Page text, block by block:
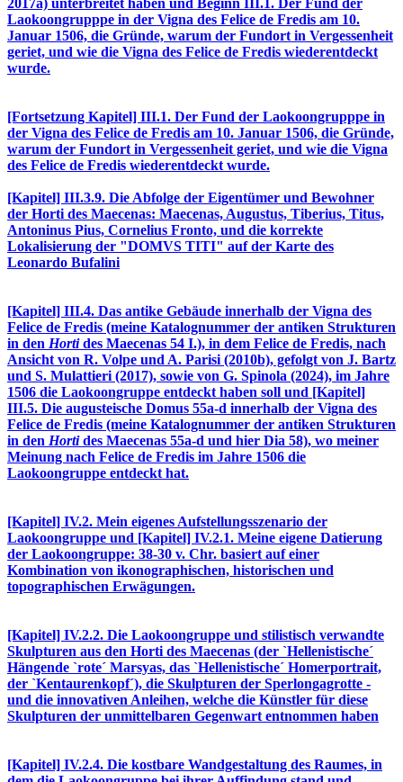
2017a) unterbreitet haben und Beginn III.1. Der Fund der
Laokoongrupppe in der Vigna des Felice de Fredis am 10.
Januar 1506, die Gründe, warum der Fundort in Vergessenheit
geriet, und wie die Vigna des Felice de Fredis wiederentdeckt
wurde.
[Fortsetzung Kapitel] III.1. Der Fund der Laokoongrupppe in
der Vigna des Felice de Fredis am 10. Januar 1506, die Gründe,
warum der Fundort in Vergessenheit geriet, und wie die Vigna
des Felice de Fredis wiederentdeckt wurde.
[Kapitel] III.3.9. Die Abfolge der Eigentümer und Bewohner
der Horti des Maecenas: Maecenas, Augustus, Tiberius, Titus,
Antoninus Pius, Cornelius Fronto, und die korrekte
Lokalisierung der "DOMVS TITI" auf der Karte des
Leonardo Bufalini
[Kapitel] III.4. Das antike Gebäude innerhalb der Vigna des
Felice de Fredis (meine Katalognummer der antiken Strukturen
in den Hortides Maecenas 54 I.), in dem Felice de Fredis, nach
Ansicht von R. Volpe und A. Parisi (2010b), gefolgt von J. Bartz
und S. Mulattieri (2017), sowie von G. Spinola (2024), im Jahre
1506 die Laokoongruppe entdeckt haben soll und [Kapitel]
III.5. Die augusteische Domus 55a-d innerhalb der Vigna des
Felice de Fredis (meine Katalognummer der antiken Strukturen
in den Hortides Maecenas 55a-d und hier Dia 58), wo meiner
Meinung nach Felice de Fredis im Jahre 1506 die
Laokoongruppe entdeckt hat.
[Kapitel] IV.2. Mein eigenes Aufstellungsszenario der
Laokoongruppe und [Kapitel] IV.2.1. Meine eigene Datierung
der Laokoongruppe: 38-30 v. Chr. basiert auf einer
Kombination von ikonographischen, historischen und
topographischen Erwägungen.
[Kapitel] IV.2.2. Die Laokoongruppe und stilistisch verwandte
Skulpturen aus den Horti des Maecenas (der `Hellenistische´
Hängende `rote´ Marsyas, das `Hellenistische´ Homerportrait,
der `Kentaurenkopf´), die Skulpturen der Sperlongagrotte -
und die innovativen Anleihen, welche die Künstler für diese
Skulpturen der unmittelbaren Gegenwart entnommen haben
[Kapitel] IV.2.4. Die kostbare Wandgestaltung des Raumes, in